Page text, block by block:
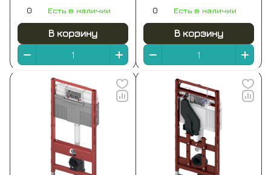
без кнопки смыва
0 Есть в наличии
В корзину
0 Есть в наличии
В корзину